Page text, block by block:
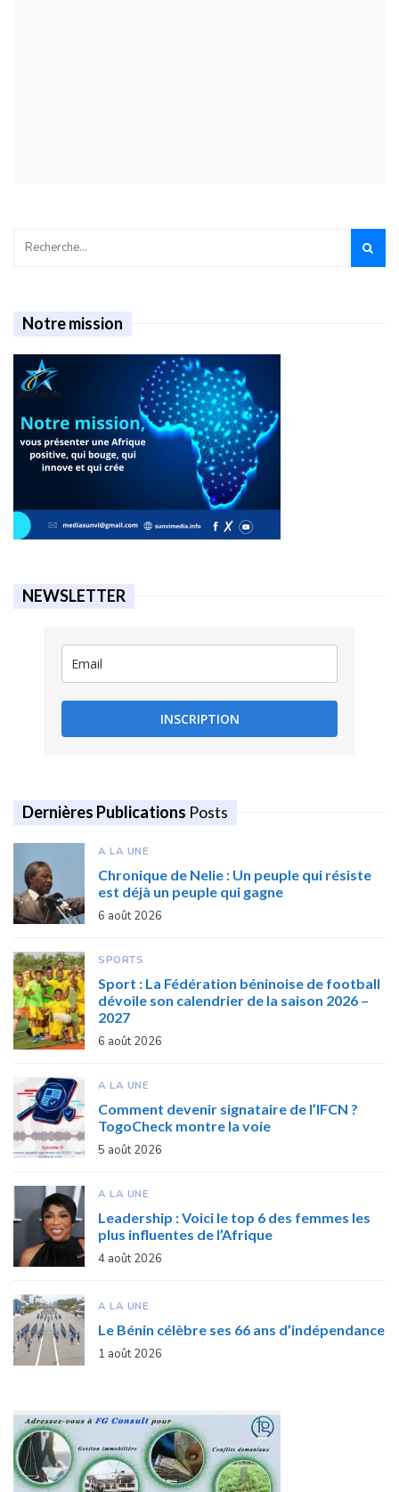
Notre mission
NEWSLETTER
INSCRIPTION
Dernières Publications Posts
A LA UNE
Chronique de Nelie : Un peuple qui résiste
est déjà un peuple qui gagne
6 août 2026
SPORTS
Sport : La Fédération béninoise de football
dévoile son calendrier de la saison 2026 –
2027
6 août 2026
A LA UNE
Comment devenir signataire de l’IFCN ?
TogoCheck montre la voie
5 août 2026
A LA UNE
Leadership : Voici le top 6 des femmes les
plus influentes de l’Afrique
4 août 2026
A LA UNE
Le Bénin célèbre ses 66 ans d’indépendance
1 août 2026